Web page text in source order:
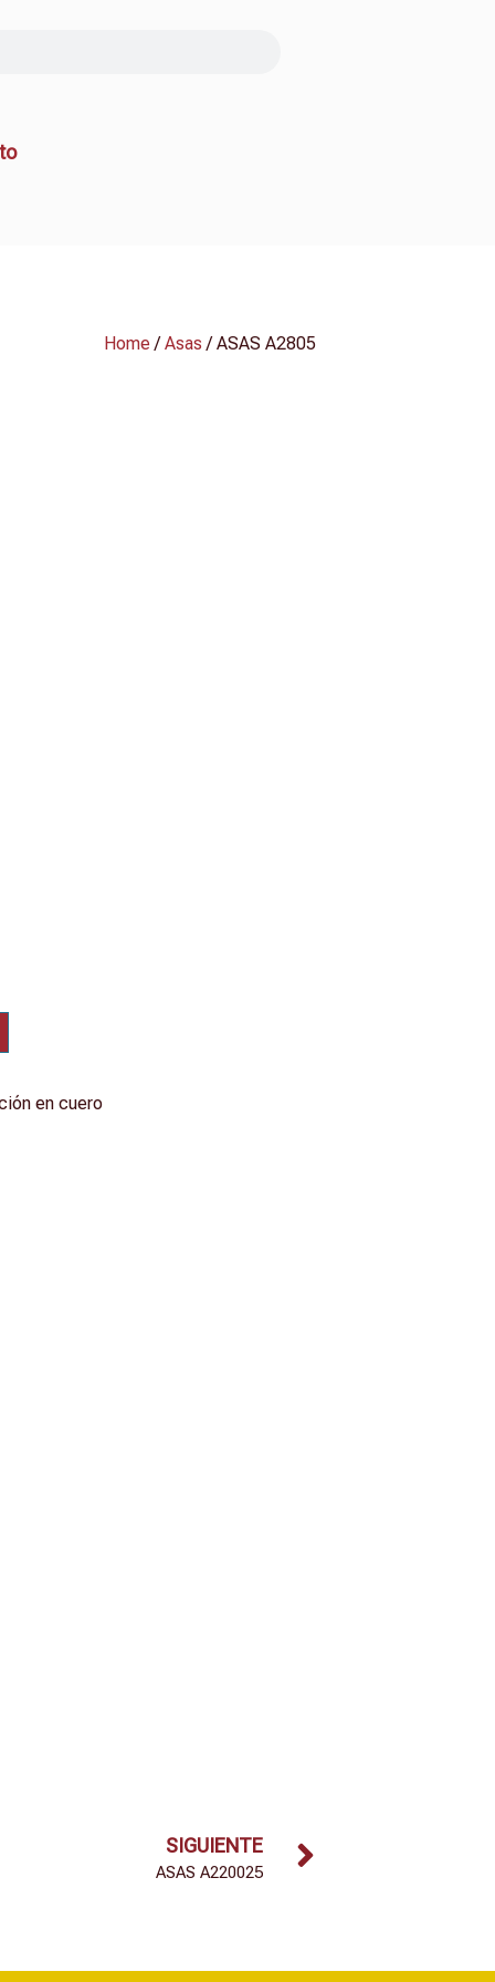
Home/Asas / ASAS A2805
en cuero
SIGUIENTE
ASAS A220025